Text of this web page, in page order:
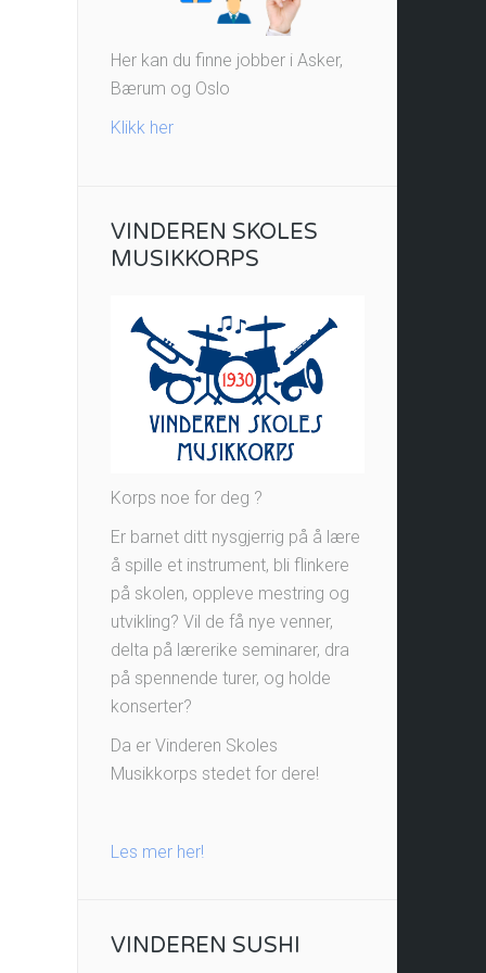
Her kan du finne jobber i Asker,
Bærum og Oslo
Klikk her
VINDEREN SKOLES
MUSIKKORPS
Korps noe for deg ?
Er barnet ditt nysgjerrig på å lære
å spille et instrument, bli flinkere
på skolen, oppleve mestring og
utvikling? Vil de få nye venner,
delta på lærerike seminarer, dra
på spennende turer, og holde
konserter?
Da er Vinderen Skoles
Musikkorps stedet for dere!
Les mer her!
VINDEREN SUSHI